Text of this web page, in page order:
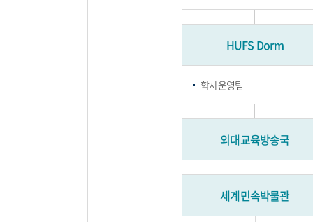
HUFS Dorm
학사운영팀
외대교육방송국
세계민속박물관